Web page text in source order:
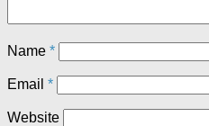
Name *
Email *
Website